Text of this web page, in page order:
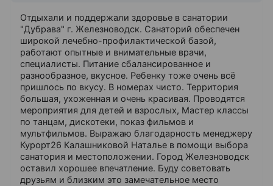
Отдыхали и поддержали здоровье в санатории
"Дубрава" г. Железноводск. Санаторий обеспечен
широкой лечебно-профилактической базой,
работают опытные и внимательные врачи,
специалисты. Питание сбалансированное и
разнообразное, вкусное. Ребенку тоже очень всё
пришлось по вкусу. В номерах чисто. Территория
большая, ухоженная и очень красивая. Проводятся
мероприятия для детей и взрослых, Мастер классы
по танцам, дискотеки, показ фильмов и
мультфильмов. Выражаю благодарность менеджеру
Курорт26 Калашниковой Наталье в помощи выбора
санатория и местоположении. Город Железноводск
оставил хорошее впечатление. Буду советовать
друзьям и близким это замечательное место